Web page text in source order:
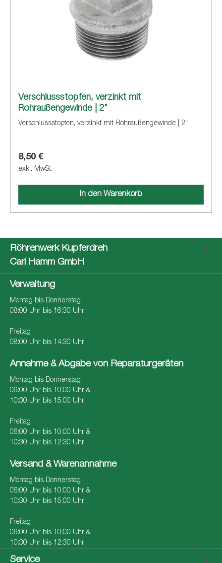
Verschlussstopfen, verzinkt mit
Rohraußengewinde | 2"
Verschlussstopfen, verzinkt mit Rohraußengewinde | 2"
8,50 €
exkl. MwSt.
In den Warenkorb
Röhrenwerk Kupferdreh
Carl Hamm GmbH
Verwaltung
Montag bis Donnerstag
08:00 Uhr bis 16:30 Uhr
Freitag
08:00 Uhr bis 14:30 Uhr
Annahme & Abgabe von Reparaturgeräten
Montag bis Donnerstag
06:00 Uhr bis 10:00 Uhr &
10:30 Uhr bis 15:00 Uhr
Freitag
06:00 Uhr bis 10:00 Uhr &
10:30 Uhr bis 12:30 Uhr
Versand & Warenannahme
Montag bis Donnerstag
06:00 Uhr bis 10:00 Uhr &
10:30 Uhr bis 15:00 Uhr
Freitag
06:00 Uhr bis 10:00 Uhr &
10:30 Uhr bis 12:30 Uhr
Service